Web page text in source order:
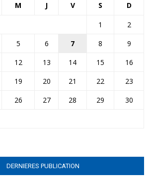
M J V S D
1
2
5 6 7 8
9
12 13 14 15
16
19 20 21 22
23
26 27 28 29
30
DERNIERES PUBLICATION